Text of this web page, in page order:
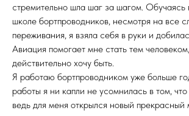
стремительно шла шаг за шагом.
школе бортпроводников, несмотря на все
переживания, я взяла себя в руки и
Авиация помогает мне стать тем
действительно хочу быть.
Я работаю бортпроводником уже больше
работы я ни капли не усомнилась в том, что
ведь для меня открылся новый прекрасный